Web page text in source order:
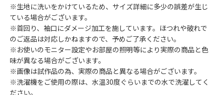
※生地に洗いをかけているため、サイズ詳細に多少の誤差が生じ
ている場合がございます。
※首回り、袖口にダメージ加工を施しています。ほつれや破れで
のご返品は対応しかねますので、予めご了承ください。
※お使いのモニター設定やお部屋の照明等により実際の商品と色
味が異なる場合がございます。
※画像は試作品の為、実際の商品と異なる場合がございます。
※洗濯機をご使用の際は、水温30度ぐらいまでの水で洗濯してく
ださい。